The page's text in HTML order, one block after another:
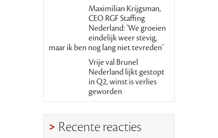
Maximilian Krijgsman,
CEO RGF Staffing
Nederland: ‘We groeien
eindelijk weer stevig,
maar ik ben nog lang niet tevreden’
Vrije val Brunel
Nederland lijkt gestopt
in Q2, winst is verlies
geworden
Recente reacties